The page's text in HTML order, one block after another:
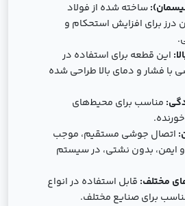
ساخته شده از فولاد
درز برای افزایش استحکام و
این قطعه برای استفاده در
فشار و دمای بالا طراحی شده
مناسب برای محیط‌های
اتصال جوشی مستقیم، موجب
ایمن، بدون نشتی، در سیستم
مختلف: قابل استفاده در انواع
برای صنایع مختلف.